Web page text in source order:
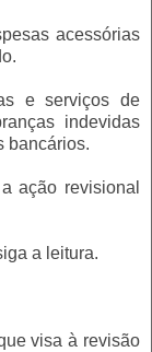
acessórias
e serviços de
indevidas
bancários.
ação revisional
a leitura.
visa à revisão